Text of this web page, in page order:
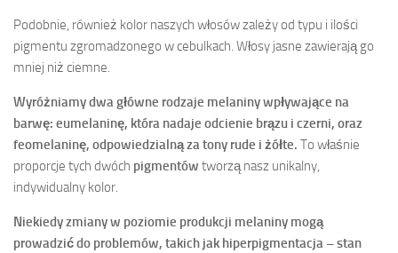
Podobnie, również kolor naszych włosów zależy od typu i ilości
pigmentu zgromadzonego w cebulkach. Włosy jasne zawierają go
mniej niż ciemne.
Wyróżniamy dwa główne rodzaje melaniny wpływające na
barwę: eumelaninę, która nadaje odcienie brązu i czerni, oraz
feomelaninę, odpowiedzialną za tony rude i żółte. To właśnie
proporcje tych dwóch pigmentów tworzą nasz unikalny,
indywidualny kolor.
Niekiedy zmiany w poziomie produkcji melaniny mogą
prowadzić do problemów, takich jak hiperpigmentacja – stan